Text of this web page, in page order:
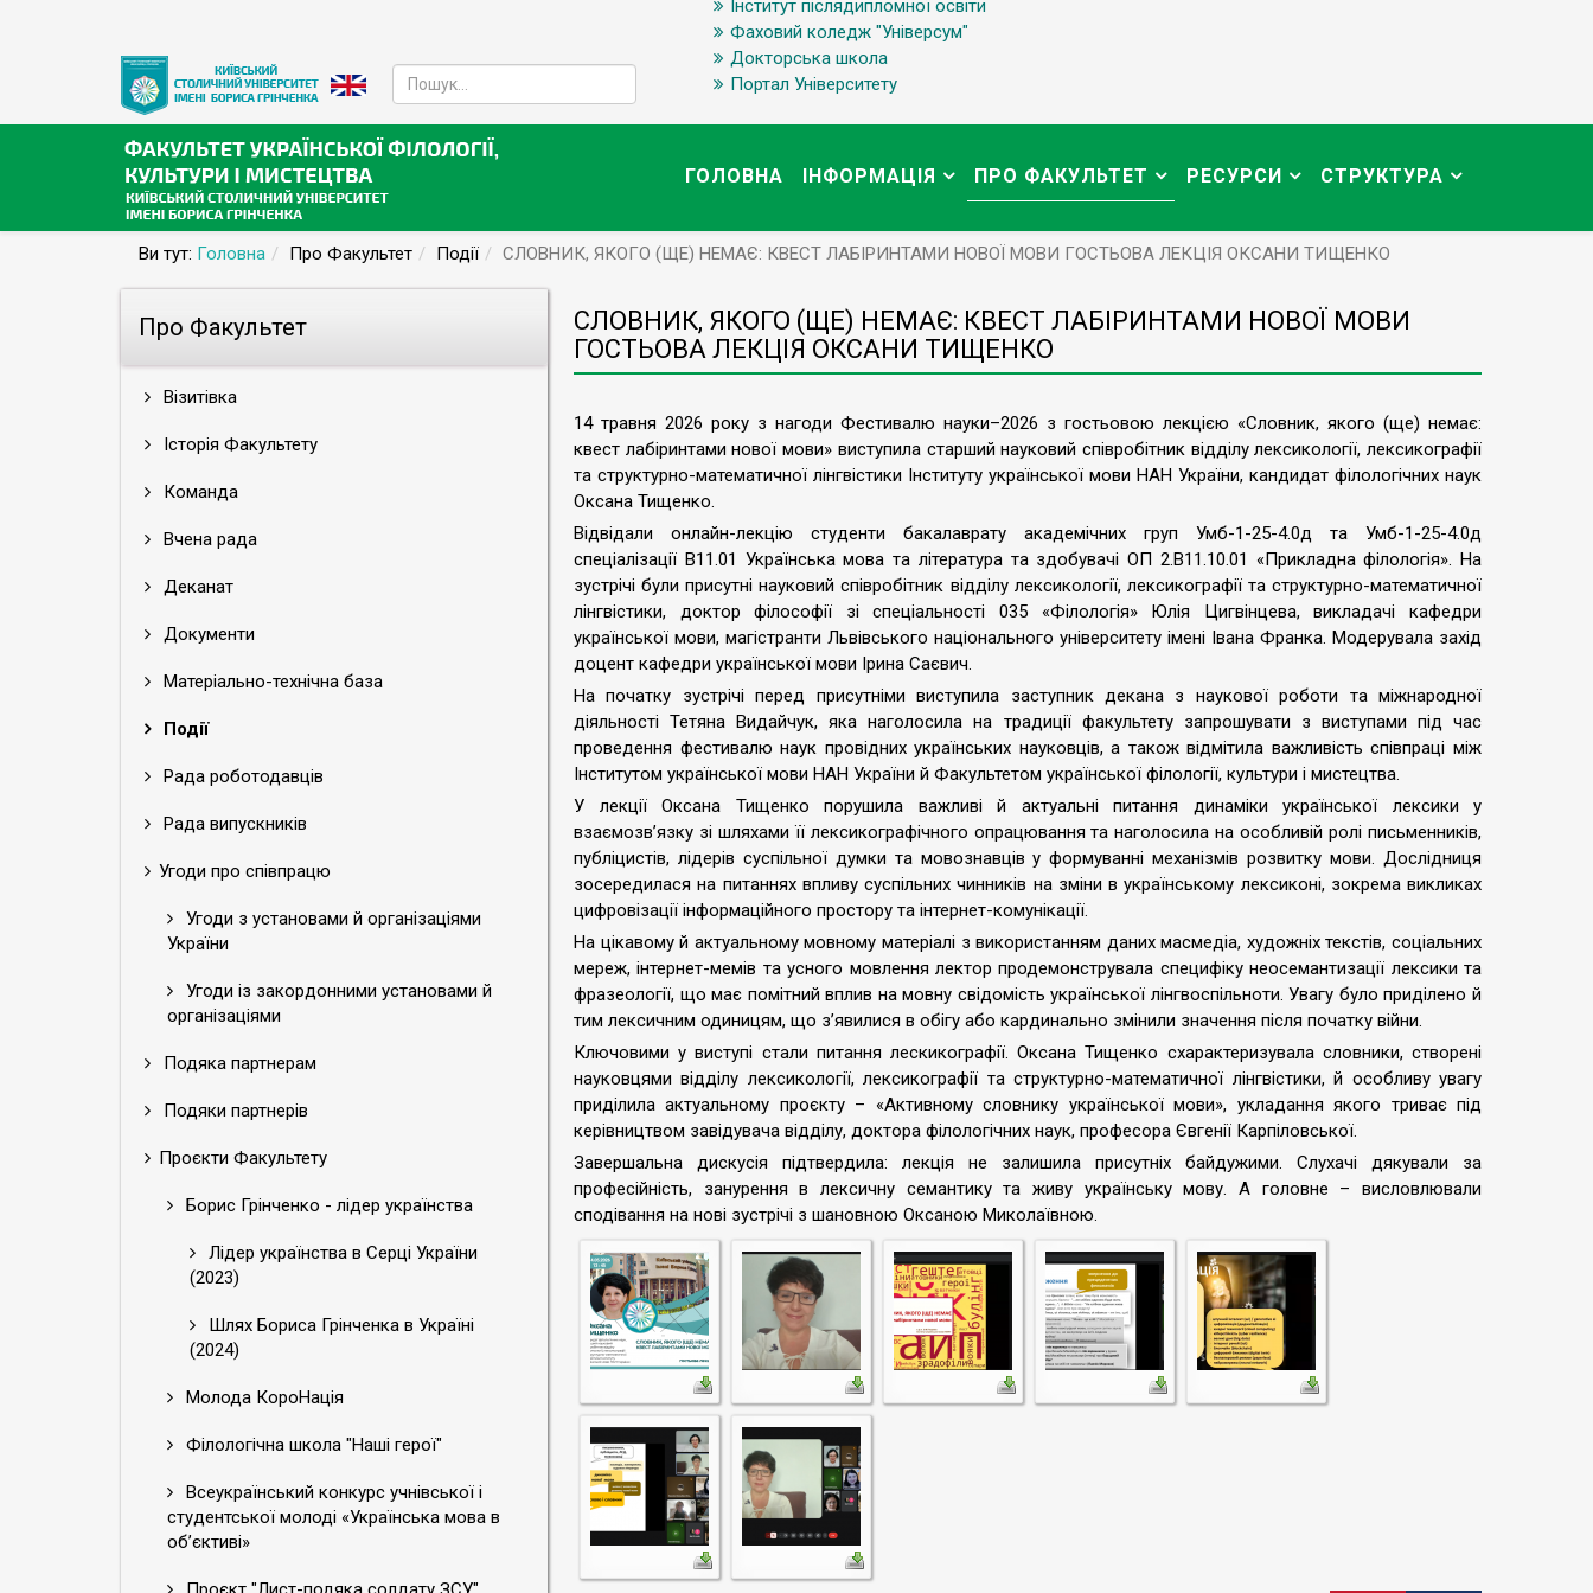
Інститут післядипломної освіти
Фаховий коледж "Універсум"
Докторська школа
Портал Університету
ГОЛОВНА ІНФОРМАЦІЯ ПРО ФАКУЛЬТЕТ РЕСУРСИ СТРУКТУРА
Ви тут: Головна Про Факультет Події СЛОВНИК, ЯКОГО (ЩЕ) НЕМАЄ: КВЕСТ ЛАБІРИНТАМИ НОВОЇ МОВИ ГОСТЬОВА ЛЕКЦІЯ ОКСАНИ ТИЩЕНКО
Про Факультет
Візитівка
Історія Факультету
Команда
Вчена рада
Деканат
Документи
Матеріально-технічна база
Події
Рада роботодавців
Рада випускників
Угоди про співпрацю
Угоди з установами й організаціями
України
Угоди із закордонними установами й
організаціями
Подяка партнерам
Подяки партнерів
Проєкти Факультету
Борис Грінченко - лідер українства
Лідер українства в Серці України
(2023)
Шлях Бориса Грінченка в Україні
(2024)
Молода КороНація
Філологічна школа "Наші герої"
Всеукраїнський конкурс учнівської і
студентської молоді «Українська мова в
об’єктиві»
СЛОВНИК, ЯКОГО (ЩЕ) НЕМАЄ: КВЕСТ ЛАБІРИНТАМИ НОВОЇ МОВИ
ГОСТЬОВА ЛЕКЦІЯ ОКСАНИ ТИЩЕНКО
14 травня 2026 року з нагоди Фестивалю науки–2026 з гостьовою лекцією «Словник, якого (ще) немає:
квест лабіринтами нової мови» виступила старший науковий співробітник відділу лексикології, лексикографії
та структурно-математичної лінгвістики Інституту української мови НАН України, кандидат філологічних наук
Оксана Тищенко.
Відвідали онлайн-лекцію студенти бакалаврату академічних груп Умб-1-25-4.0д та Умб-1-25-4.0д
спеціалізації B11.01 Українська мова та література та здобувачі ОП 2.В11.10.01 «Прикладна філологія». На
зустрічі були присутні науковий співробітник відділу лексикології, лексикографії та структурно-математичної
лінгвістики, доктор філософії зі спеціальності 035 «Філологія» Юлія Цигвінцева, викладачі кафедри
української мови, магістранти Львівського національного університету імені Івана Франка. Модерувала захід
доцент кафедри української мови Ірина Саєвич.
На початку зустрічі перед присутніми виступила заступник декана з наукової роботи та міжнародної
діяльності Тетяна Видайчук, яка наголосила на традиції факультету запрошувати з виступами під час
проведення фестивалю наук провідних українських науковців, а також відмітила важливість співпраці між
Інститутом української мови НАН України й Факультетом української філології, культури і мистецтва.
У лекції Оксана Тищенко порушила важливі й актуальні питання динаміки української лексики у
взаємозв’язку зі шляхами її лексикографічного опрацювання та наголосила на особливій ролі письменників,
публіцистів, лідерів суспільної думки та мовознавців у формуванні механізмів розвитку мови. Дослідниця
зосередилася на питаннях впливу суспільних чинників на зміни в українському лексиконі, зокрема викликах
цифровізації інформаційного простору та інтернет-комунікації.
На цікавому й актуальному мовному матеріалі з використанням даних масмедіа, художніх текстів, соціальних
мереж, інтернет-мемів та усного мовлення лектор продемонструвала специфіку неосемантизації лексики та
фразеології, що має помітний вплив на мовну свідомість української лінгвоспільноти. Увагу було приділено й
тим лексичним одиницям, що з’явилися в обігу або кардинально змінили значення після початку війни.
Ключовими у виступі стали питання лескикографії. Оксана Тищенко схарактеризувала словники, створені
науковцями відділу лексикології, лексикографії та структурно-математичної лінгвістики, й особливу увагу
приділила актуальному проєкту – «Активному словнику української мови», укладання якого триває під
керівництвом завідувача відділу, доктора філологічних наук, професора Євгенії Карпіловської.
Завершальна дискусія підтвердила: лекція не залишила присутніх байдужими. Слухачі дякували за
професійність, занурення в лексичну семантику та живу українську мову. А головне – висловлювали
сподівання на нові зустрічі з шановною Оксаною Миколаївною.